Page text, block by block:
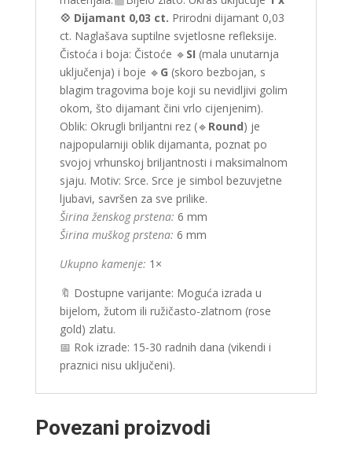
💠 Dijamant 0,03 ct. Prirodni dijamant 0,03
ct. Naglašava suptilne svjetlosne refleksije.
Čistoća i boja: Čistoće 🔹 SI (mala unutarnja
uključenja) i boje 🔹 G (skoro bezbojan, s
blagim tragovima boje koji su nevidljivi golim
okom, što dijamant čini vrlo cijenjenim).
Oblik: Okrugli briljantni rez (🔹 Round) je
najpopularniji oblik dijamanta, poznat po
svojoj vrhunskoj briljantnosti i maksimalnom
sjaju. Motiv: Srce. Srce je simbol bezuvjetne
ljubavi, savršen za sve prilike.
Širina ženskog prstena: 6 mm
Širina muškog prstena: 6 mm
Ukupno kamenje: 1×
🔖 Dostupne varijante: Moguća izrada u
bijelom, žutom ili ružičasto-zlatnom (rose
gold) zlatu.
📅 Rok izrade: 15-30 radnih dana (vikendi i
praznici nisu uključeni).
Povezani proizvodi